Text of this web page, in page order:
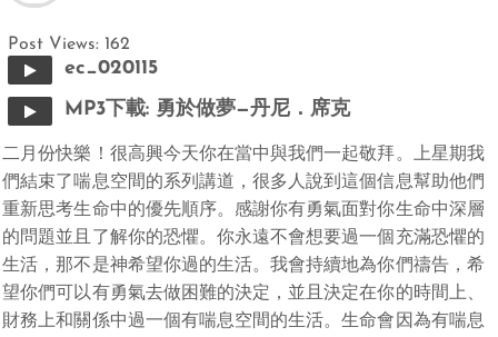
Post Views: 162
ec_020115
MP3下載: 勇於做夢—丹尼．席克
二月份快樂！很高興今天你在當中與我們一起敬拜。上星期我
們結束了喘息空間的系列講道，很多人說到這個信息幫助他們
重新思考生命中的優先順序。感謝你有勇氣面對你生命中深層
的問題並且了解你的恐懼。你永遠不會想要過一個充滿恐懼的
生活，那不是神希望你過的生活。我會持續地為你們禱告，希
望你們可以有勇氣去做困難的決定，並且決定在你的時間上、
財務上和關係中過一個有喘息空間的生活。生命會因為有喘息